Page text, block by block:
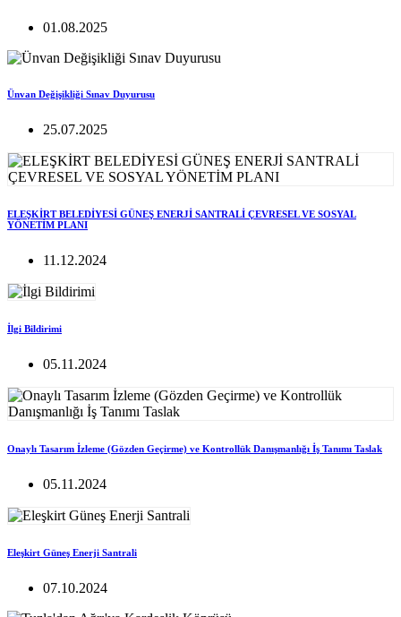
01.08.2025
Ünvan Değişikliği Sınav Duyurusu
25.07.2025
ELEŞKİRT BELEDİYESİ GÜNEŞ ENERJİ SANTRALİ ÇEVRESEL VE SOSYAL
YÖNETİM PLANI
11.12.2024
İlgi Bildirimi
05.11.2024
Onaylı Tasarım İzleme (Gözden Geçirme) ve Kontrollük Danışmanlığı İş Tanımı Taslak
05.11.2024
Eleşkirt Güneş Enerji Santrali
07.10.2024